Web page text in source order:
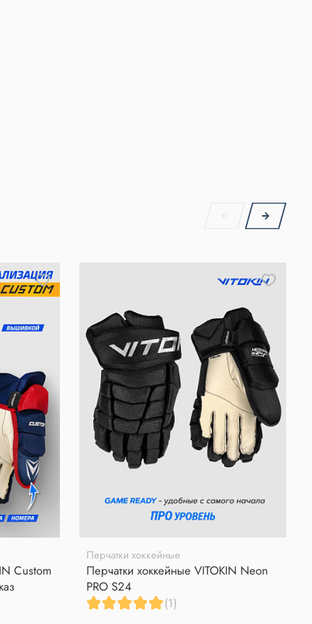
Custom
Перчатки хоккейные
Перчатки хоккейные VITOKIN Neon
PRO S24
(1)